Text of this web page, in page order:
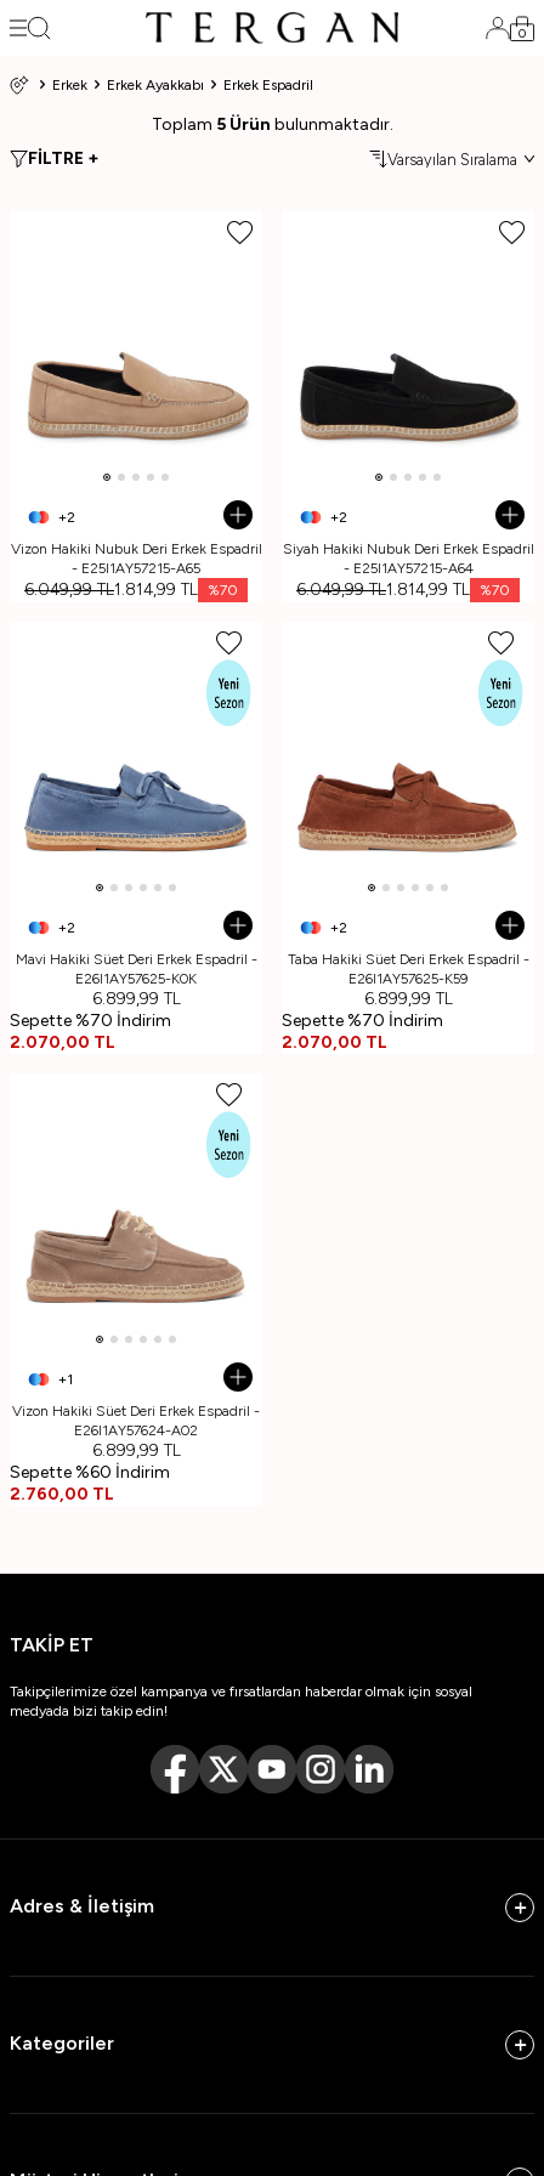
0
Erkek Erkek Ayakkabı Erkek Espadril
Toplam 5 Ürün bulunmaktadır.
FİLTRE +
+2
Vizon Hakiki Nubuk Deri Erkek Espadril
- E25I1AY57215-A65
6.049,99TL1.814,99 TL %70
+2
Siyah Hakiki Nubuk Deri Erkek Espadril
- E25I1AY57215-A64
6.049,99TL1.814,99 TL %70
+2
Mavi Hakiki Süet Deri Erkek Espadril -
E26I1AY57625-K0K
6.899,99 TL
Sepette %70 İndirim
2.070,00 TL
+2
Taba Hakiki Süet Deri Erkek Espadril -
E26I1AY57625-K59
6.899,99 TL
Sepette %70 İndirim
2.070,00 TL
+1
Vizon Hakiki Süet Deri Erkek Espadril -
E26I1AY57624-A02
6.899,99 TL
Sepette %60 İndirim
2.760,00 TL
TAKİP ET
Takipçilerimize özel kampanya ve fırsatlardan haberdar olmak için sosyal
medyada bizi takip edin!
Adres & İletişim
Kategoriler